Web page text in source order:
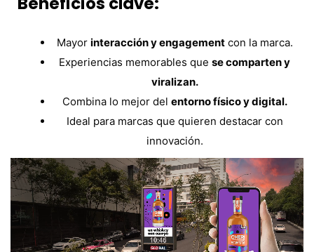
Mayor interacción y engagementcon la marca.
Experiencias memorables que se comparten y
viralizan.
Combina lo mejor del entorno físico y digital.
Ideal para marcas que quieren destacar con
innovación.